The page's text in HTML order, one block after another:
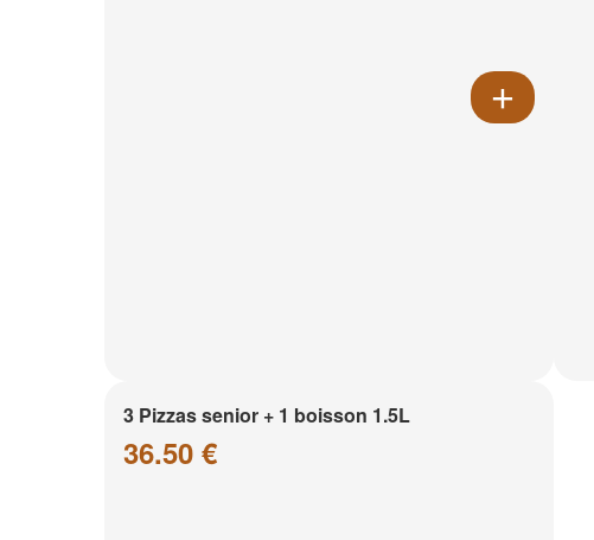
3 Pizzas senior + 1 boisson 1.5L
36.50 €